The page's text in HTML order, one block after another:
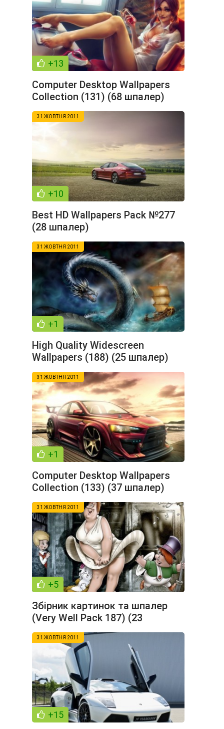
+13
Computer Desktop Wallpapers
Collection (131) (68 шпалер)
31 ЖОВТНЯ 2011
+10
Best HD Wallpapers Pack №277
(28 шпалер)
31 ЖОВТНЯ 2011
+1
High Quality Widescreen
Wallpapers (188) (25 шпалер)
31 ЖОВТНЯ 2011
+1
Computer Desktop Wallpapers
Collection (133) (37 шпалер)
31 ЖОВТНЯ 2011
+5
Збірник картинок та шпалер
(Very Well Pack 187) (23
шпалер)
31 ЖОВТНЯ 2011
+15